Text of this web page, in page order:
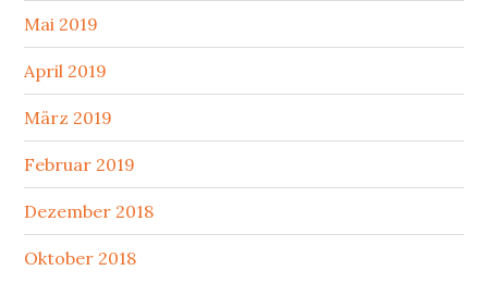
Mai 2019
April 2019
März 2019
Februar 2019
Dezember 2018
Oktober 2018